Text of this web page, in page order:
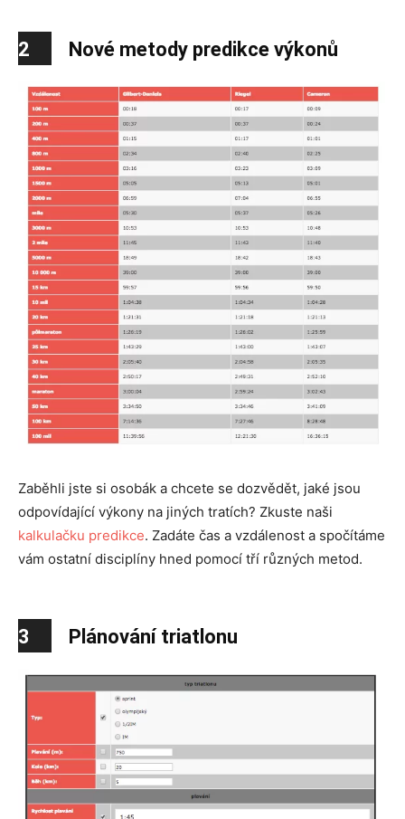
2 Nové metody predikce výkonů
Zaběhli jste si osobák a chcete se dozvědět, jaké jsou
odpovídající výkony na jiných tratích? Zkuste naši
kalkulačku predikce. Zadáte čas a vzdálenost a spočítáme
vám ostatní disciplíny hned pomocí tří různých metod.
3 Plánování triatlonu